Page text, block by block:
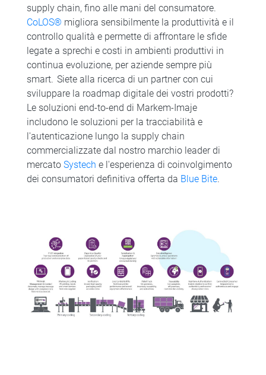
supply chain, fino alle mani del consumatore.
CoLOS® migliora sensibilmente la produttività e il
controllo qualità e permette di affrontare le sfide
legate a sprechi e costi in ambienti produttivi in
continua evoluzione, per aziende sempre più
smart. Siete alla ricerca di un partner con cui
sviluppare la roadmap digitale dei vostri prodotti?
Le soluzioni end-to-end di Markem-Imaje
includono le soluzioni per la tracciabilità e
l'autenticazione lungo la supply chain
commercializzate dal nostro marchio leader di
mercato Systech e l'esperienza di coinvolgimento
dei consumatori definitiva offerta da Blue Bite.